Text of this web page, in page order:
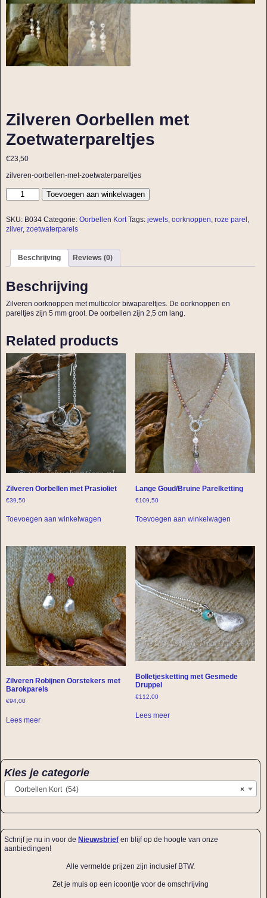
Zilveren Oorbellen met
Zoetwaterpareltjes
€23,50
zilveren-oorbellen-met-zoetwaterpareltjes
Toevoegen aan winkelwagen
SKU: B034 Categorie: Oorbellen Kort Tags: jewels, oorknoppen, roze parel ,
zilver, zoetwaterparels
Beschrijving Reviews (0)
Beschrijving
Zilveren oorknoppen met multicolor biwapareltjes. De oorknoppen en
pareltjes zijn 5 mm groot. De oorbellen zijn 2,5 cm lang.
Related products
Zilveren Oorbellen met Prasioliet
€39,50
Toevoegen aan winkelwagen
Lange Goud/Bruine Parelketting
€109,50
Toevoegen aan winkelwagen
Zilveren Robijnen Oorstekers met
Barokparels
€94,00
Lees meer
Bolletjesketting met Gesmede
Druppel
€112,00
Lees meer
Kies je categorie
×
Oorbellen Kort (54)
Schrijf je nu in voor de Nieuwsbrief en blijf op de hoogte van onze
aanbiedingen!
Alle vermelde prijzen zijn inclusief BTW.
Zet je muis op een icoontje voor de omschrijving